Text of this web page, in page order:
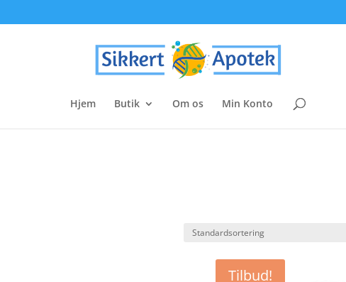
Hjem Butik Om os Min Konto
Tilbud!